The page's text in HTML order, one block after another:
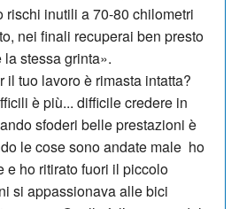
rischi inutili a 70-80 chilometri
nei finali recuperai ben presto
stessa grinta».
il tuo lavoro è rimasta intatta?
è più... difficile credere in
sfoderi belle prestazioni è
le cose sono andate male ho
e ho ritirato fuori il piccolo
si appassionava alle bici